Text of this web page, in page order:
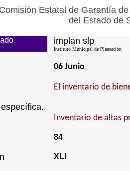
Comisión Estatal de Garantía
del Estado de
implan slp
Instituto Municipal de Planeación
06 Junio
El inventario de
Inventario de altas
84
XLI